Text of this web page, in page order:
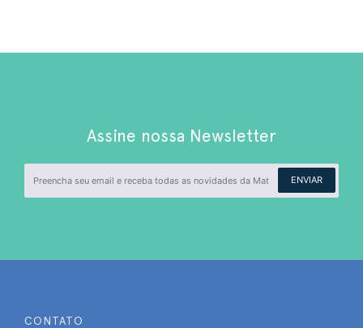
Assine nossa Newsletter
ENVIAR
CONTATO